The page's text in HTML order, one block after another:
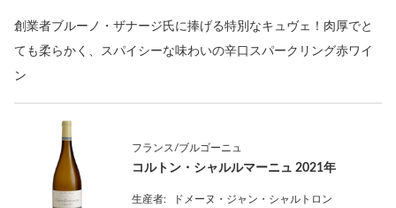
創業者ブルーノ・ザナージ氏に捧げる特別なキュヴェ！肉厚でと
ても柔らかく、スパイシーな味わいの辛口スパークリング赤ワイ
ン
フランス/ブルゴーニュ
コルトン・シャルルマーニュ 2021年
生産者:
ドメーヌ・ジャン・シャルトロン